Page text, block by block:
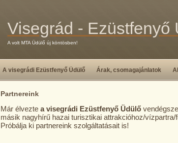
Visegrád - Ezüstfenyő
A volt MTA Üdülő új köntösben!
A visegrádi Ezüstfenyő Üdülő Árak, csomagajánlatok
Partnereink
Már élvezte a visegrádi Ezüstfenyő Üdülő
másik nagyhírű hazai turisztikai attrakcióhoz/
Próbálja ki partnereink szolgáltatásait is!